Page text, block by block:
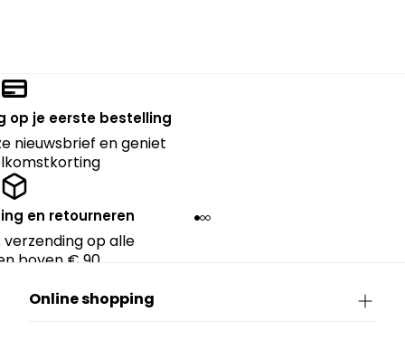
op je eerste bestelling
nieuwsbrief en geniet
en retourneren
op alle
boven € 90.
Online shopping